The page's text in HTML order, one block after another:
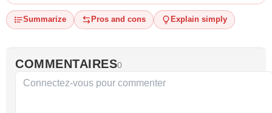
Summarize Pros and cons Explain simply
COMMENTAIRES0